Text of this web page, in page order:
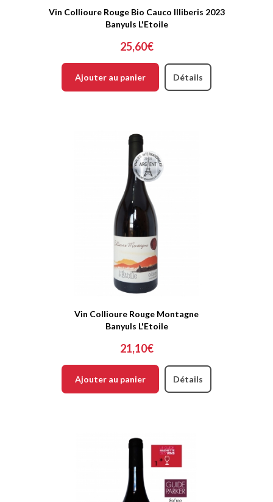
Vin Collioure Rouge Bio Cauco Illiberis 2023
Banyuls L'Etoile
25,60€
Ajouter au panier Détails
Vin Collioure Rouge Montagne
Banyuls L'Etoile
21,10€
Ajouter au panier Détails